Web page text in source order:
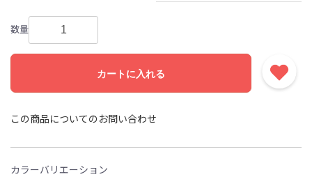
数量
カートに入れる
この商品についてのお問い合わせ
カラーバリエーション